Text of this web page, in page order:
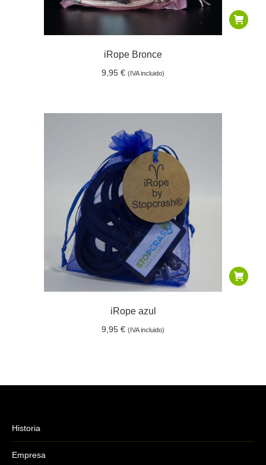
iRope Bronce
9,95 € (IVA incluido)
iRope azul
9,95 € (IVA incluido)
Historia
Empresa